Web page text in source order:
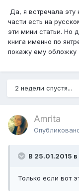
Да, я встречала эту
части есть на
эти мини статьи. Но
книга именно по
покажу ему обложку
2 недели спустя...
Amrita
В 25.01.2015 в
Только если вот